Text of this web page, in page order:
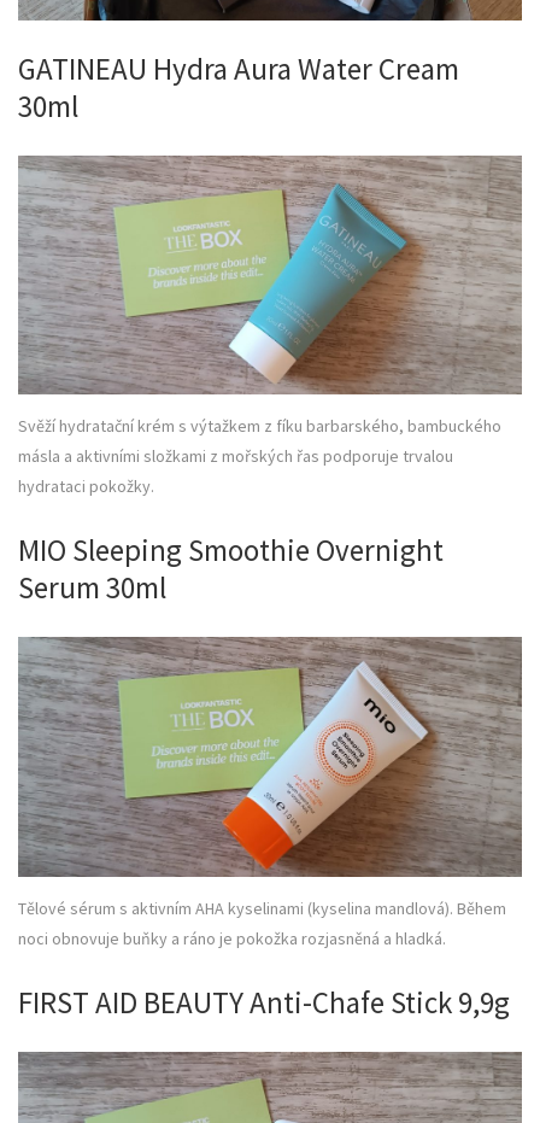
GATINEAU Hydra Aura Water Cream
30ml
Svěží hydratační krém s výtažkem z fíku barbarského, bambuckého
másla a aktivními složkami z mořských řas podporuje trvalou
hydrataci pokožky.
MIO Sleeping Smoothie Overnight
Serum 30ml
Tělové sérum s aktivním AHA kyselinami (kyselina mandlová). Během
noci obnovuje buňky a ráno je pokožka rozjasněná a hladká.
FIRST AID BEAUTY Anti-Chafe Stick 9,9g